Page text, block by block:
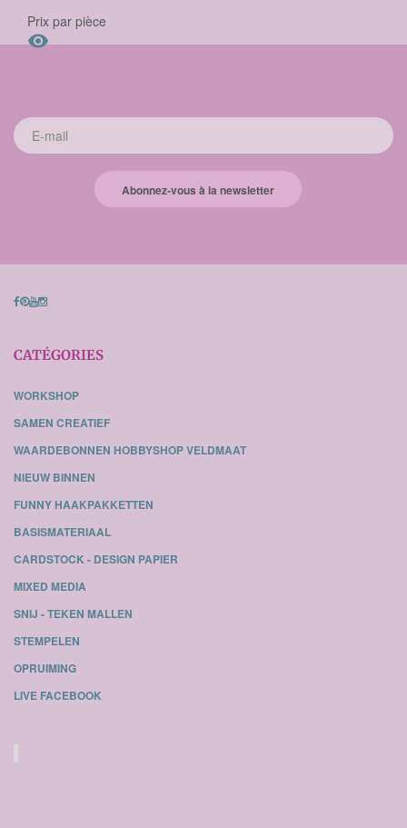
Prix par pièce

Abonnez-vous à la newsletter
CATÉGORIES
WORKSHOP
SAMEN CREATIEF
WAARDEBONNEN HOBBYSHOP VELDMAAT
NIEUW BINNEN
FUNNY HAAKPAKKETTEN
BASISMATERIAAL
CARDSTOCK - DESIGN PAPIER
MIXED MEDIA
SNIJ - TEKEN MALLEN
STEMPELEN
OPRUIMING
LIVE FACEBOOK